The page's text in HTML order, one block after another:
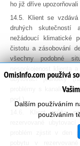
ho již dříve
14.5. Klient se
druhých skutečností
nežádoucí klimatické
čistotu a zásobování
všechny podobné
ubytovací jednotky
problémy s kanalizací,
14.6. Klient může
rezervované
problém zjistit v den
OmisInfo.com používá
Dalším používáním
používáním